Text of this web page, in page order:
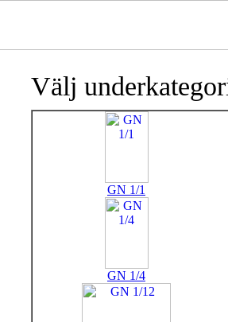
Välj
GN 1/1
GN 1/4